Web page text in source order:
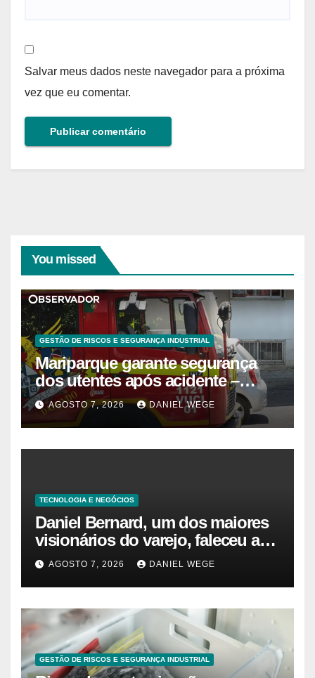
Salvar meus dados neste navegador para a próxima
vez que eu comentar.
You missed
GESTÃO DE RISCOS E SEGURANÇA INDUSTRIAL
Mariparque garante segurança
dos utentes após acidente –
Observador
AGOSTO 7, 2026 DANIEL WEGE
TECNOLOGIA E NEGÓCIOS
Daniel Bernard, um dos maiores
visionários do varejo, faleceu aos
80 anos – Sincovaga Notícias
AGOSTO 7, 2026 DANIEL WEGE
GESTÃO DE RISCOS E SEGURANÇA INDUSTRIAL